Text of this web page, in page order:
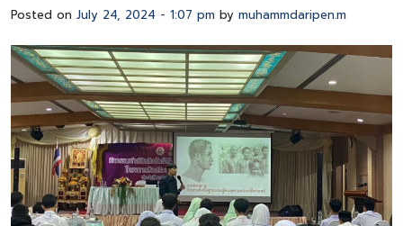
Posted on July 24, 2024 - 1:07 pm by muhammdaripen.m